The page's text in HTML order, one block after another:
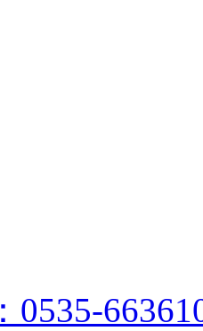
0535-